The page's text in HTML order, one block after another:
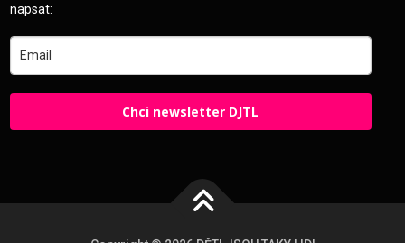
napsat:
Chci newsletter DJTL